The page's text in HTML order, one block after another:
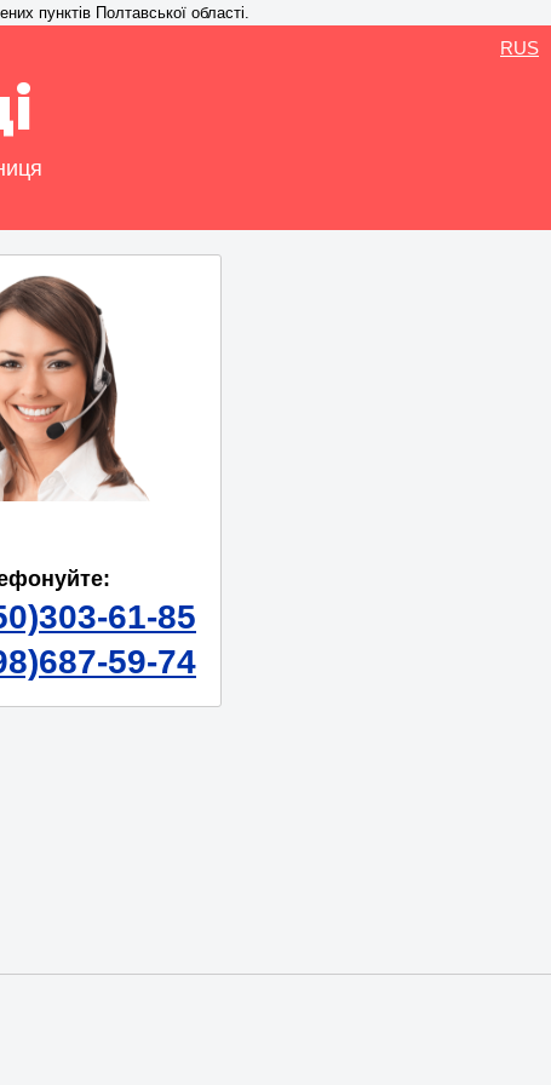
пунктів Полтавської області.
RUS
61-85
59-74